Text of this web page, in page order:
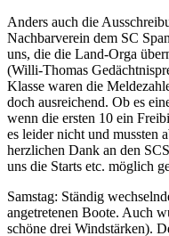
Anders auch die
Nachbarverein dem SC
uns, die die Land-Orga
(Willi-Thomas
Klasse waren die
doch ausreichend. Ob es
wenn die ersten 10 ein
es leider nicht und mussten
herzlichen Dank an den
uns die Starts etc. möglich
Samstag: Ständig
angetretenen Boote. Auch
schöne drei Windstärken).